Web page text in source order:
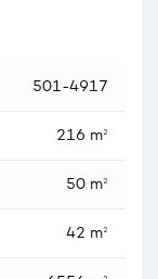
501-4917
216 m²
50 m²
42 m²